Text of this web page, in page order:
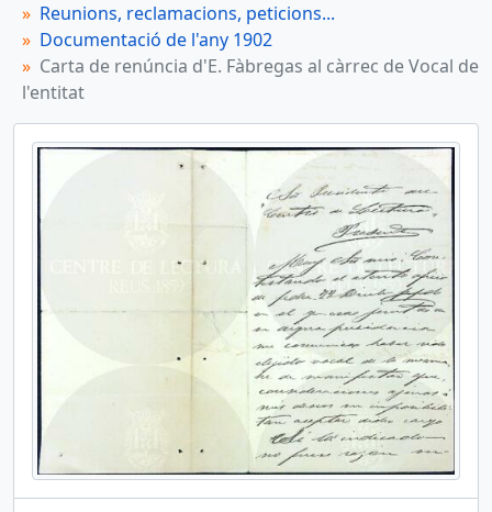
Reunions, reclamacions, peticions...
Documentació de l'any 1902
Carta de renúncia d'E. Fàbregas al càrrec de Vocal de
l'entitat